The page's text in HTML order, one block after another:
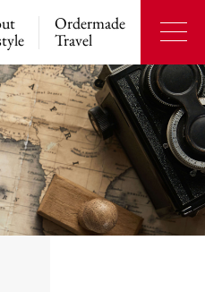
Ordermade
Travel